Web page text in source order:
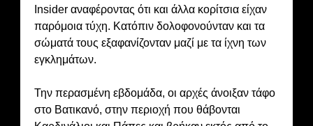
Insider αναφέροντας ότι και άλλα κορίτσια είχαν
παρόμοια τύχη. Κατόπιν δολοφονούνταν και τα
σώματά τους εξαφανίζονταν μαζί με τα ίχνη των
εγκλημάτων.
Την περασμένη εβδομάδα, οι αρχές άνοιξαν τάφο
στο Βατικανό, στην περιοχή που θάβονται